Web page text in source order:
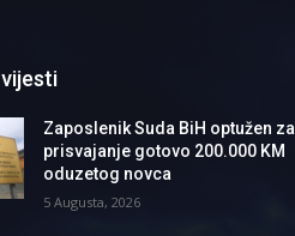
Zaposlenik Suda BiH optužen za
prisvajanje gotovo 200.000 KM
oduzetog novca
5 Augusta, 2026